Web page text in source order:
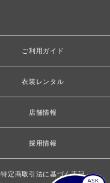
ご利用ガイド
衣装レンタル
店舗情報
採用情報
特定商取引法に基づく表記